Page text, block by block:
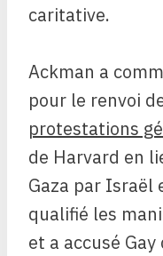
caritative.
Ackman a
pour le renvoi
protestations
de Harvard en
Gaza par Israël
qualifié les
et a accusé